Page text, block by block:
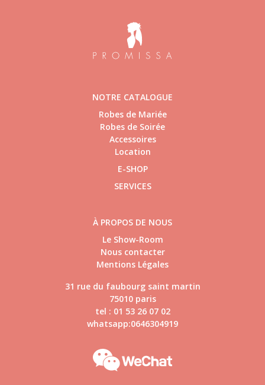
NOTRE CATALOGUE
Robes de Mariée
Robes de Soirée
Accessoires
Location
E-SHOP
SERVICES
À PROPOS DE NOUS
Le Show-Room
Nous contacter
Mentions Légales
31 rue du faubourg saint martin
75010 paris
tel : 01 53 26 07 02
whatsapp:0646304919